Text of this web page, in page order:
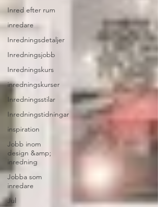
Inred efter rum
inredare
Inredningsdetaljer
Inredningsjobb
Inredningskurs
inredningskurser
Inredningsstilar
Inredningstidningar
inspiration
Jobb inom
design &amp;
inredning
Jobba som
inredare
Jul